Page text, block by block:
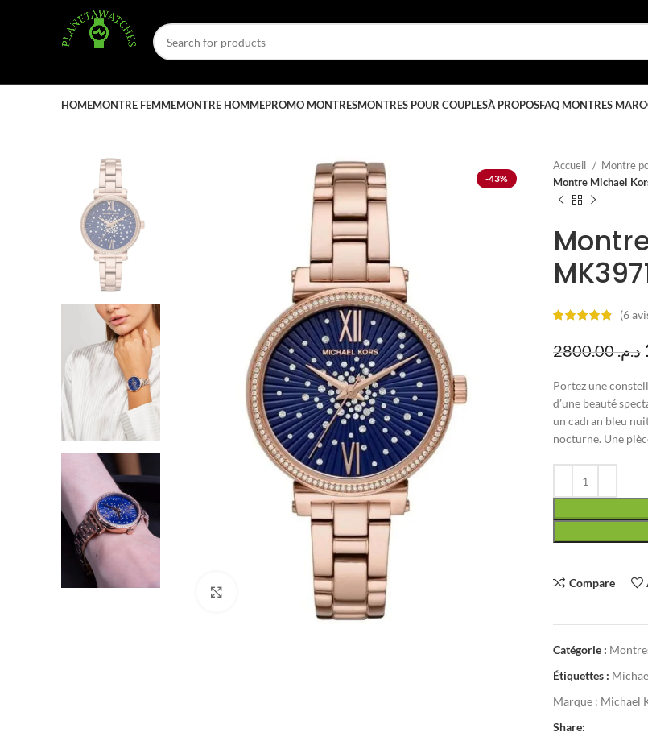
HOMEMONTRE FEMMEMONTRE HOMMEPROMO MONTRESMONTRES POUR COUPLESÀ PROPOSFAQ MONTRES
-43%
Accueil Montre
Montre Michael
(6
د.م.2800.00
Portez une
d’une beauté
un cadran bleu
nocturne. Une
Compare
Catégorie :
Étiquettes :
Marque : Michael
Share: